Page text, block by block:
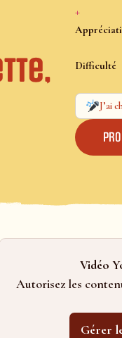
+
Difficulté
J’ai
Vidéo
Autorisez les
Gérer